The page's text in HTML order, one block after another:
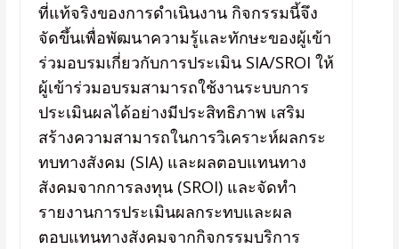
ที่แท้จริงของการดำเนินงาน กิจกรรมนี้จึง
จัดขึ้นเพื่อพัฒนาความรู้และทักษะของผู้เข้า
ร่วมอบรมเกี่ยวกับการประเมิน SIA/SROI ให้
ผู้เข้าร่วมอบรมสามารถใช้งานระบบการ
ประเมินผลได้อย่างมีประสิทธิภาพ เสริม
สร้างความสามารถในการวิเคราะห์ผลกระ
ทบทางสังคม (SIA) และผลตอบแทนทาง
สังคมจากการลงทุน (SROI) และจัดทำ
รายงานการประเมินผลกระทบและผล
ตอบแทนทางสังคมจากกิจกรรมบริการ